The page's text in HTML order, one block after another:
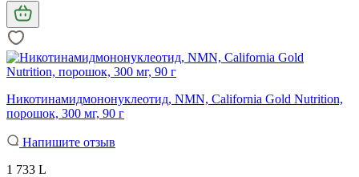
Никотинамидмононуклеотид, NMN, California Gold Nutrition,
порошок, 300 мг, 90 г
Напишите отзыв
1 733 L